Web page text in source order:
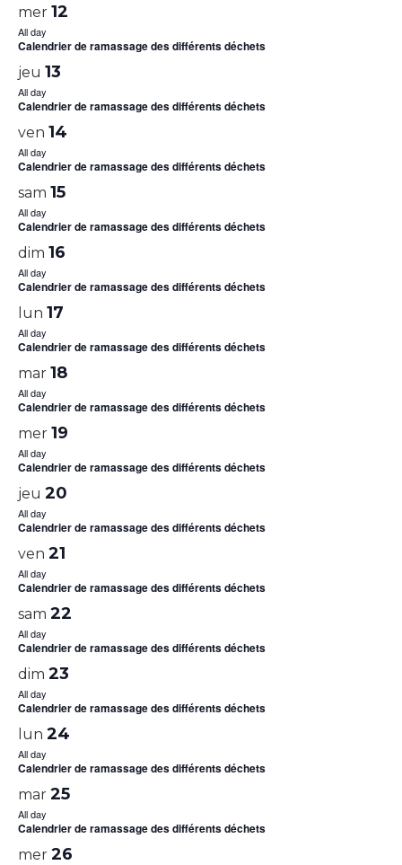
mer 12
All day
Calendrier de ramassage des différents déchets
jeu 13
All day
Calendrier de ramassage des différents déchets
ven 14
All day
Calendrier de ramassage des différents déchets
sam 15
All day
Calendrier de ramassage des différents déchets
dim 16
All day
Calendrier de ramassage des différents déchets
lun 17
All day
Calendrier de ramassage des différents déchets
mar 18
All day
Calendrier de ramassage des différents déchets
mer 19
All day
Calendrier de ramassage des différents déchets
jeu 20
All day
Calendrier de ramassage des différents déchets
ven 21
All day
Calendrier de ramassage des différents déchets
sam 22
All day
Calendrier de ramassage des différents déchets
dim 23
All day
Calendrier de ramassage des différents déchets
lun 24
All day
Calendrier de ramassage des différents déchets
mar 25
All day
Calendrier de ramassage des différents déchets
mer 26